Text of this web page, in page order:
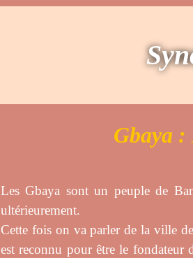
Gbaya
Les Gbaya sont un peuple de
ultérieurement.
Cette fois on va parler de la ville
est reconnu pour être le fondateur